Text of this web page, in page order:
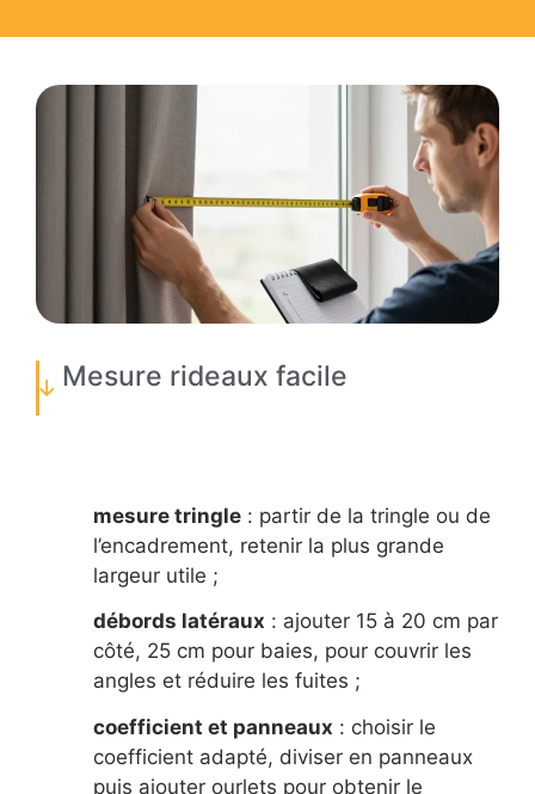
Mesure rideaux facile
mesure tringle : partir de la tringle ou de
l’encadrement, retenir la plus grande
largeur utile ;
débords latéraux : ajouter 15 à 20 cm par
côté, 25 cm pour baies, pour couvrir les
angles et réduire les fuites ;
coefficient et panneaux : choisir le
coefficient adapté, diviser en panneaux
puis ajouter ourlets pour obtenir le